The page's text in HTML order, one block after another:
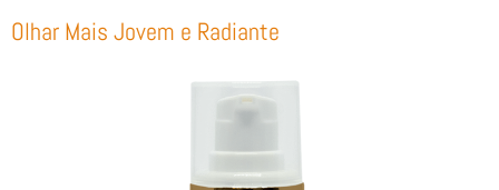
Olhar Mais Jovem e Radiante